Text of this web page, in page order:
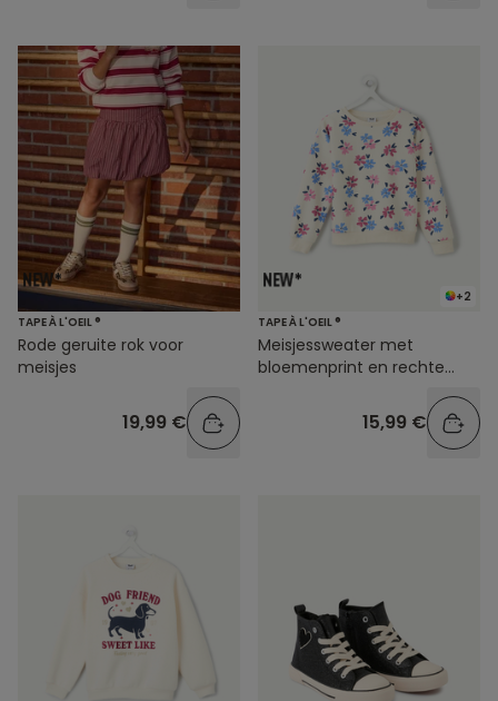
TAPE À L'OEIL ®
Rode geruite rok voor
meisjes
19,99 €
+2
TAPE À L'OEIL ®
Meisjessweater met
bloemenprint en rechte
15,99 €